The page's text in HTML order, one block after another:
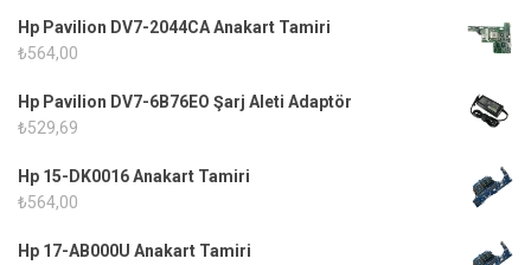
Hp Pavilion DV7-2044CA Anakart Tamiri
₺564,00
Hp Pavilion DV7-6B76EO Şarj Aleti Adaptör
₺529,69
Hp 15-DK0016 Anakart Tamiri
₺564,00
Hp 17-AB000U Anakart Tamiri